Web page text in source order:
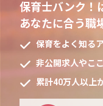
保育士バンク！
あなたに合う職
保育をよく知る
非公開求人やこ
累計40万人以上